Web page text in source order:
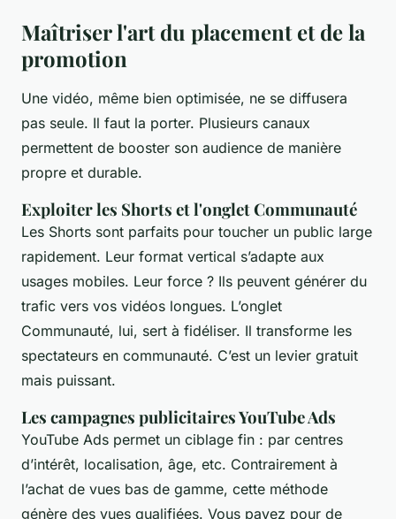
Maîtriser l'art du placement et de la
promotion
Une vidéo, même bien optimisée, ne se diffusera
pas seule. Il faut la porter. Plusieurs canaux
permettent de booster son audience de manière
propre et durable.
Exploiter les Shorts et l'onglet Communauté
Les Shorts sont parfaits pour toucher un public large
rapidement. Leur format vertical s’adapte aux
usages mobiles. Leur force ? Ils peuvent générer du
trafic vers vos vidéos longues. L’onglet
Communauté, lui, sert à fidéliser. Il transforme les
spectateurs en communauté. C’est un levier gratuit
mais puissant.
Les campagnes publicitaires YouTube Ads
YouTube Ads permet un ciblage fin : par centres
d’intérêt, localisation, âge, etc. Contrairement à
l’achat de vues bas de gamme, cette méthode
génère des vues qualifiées. Vous payez pour de